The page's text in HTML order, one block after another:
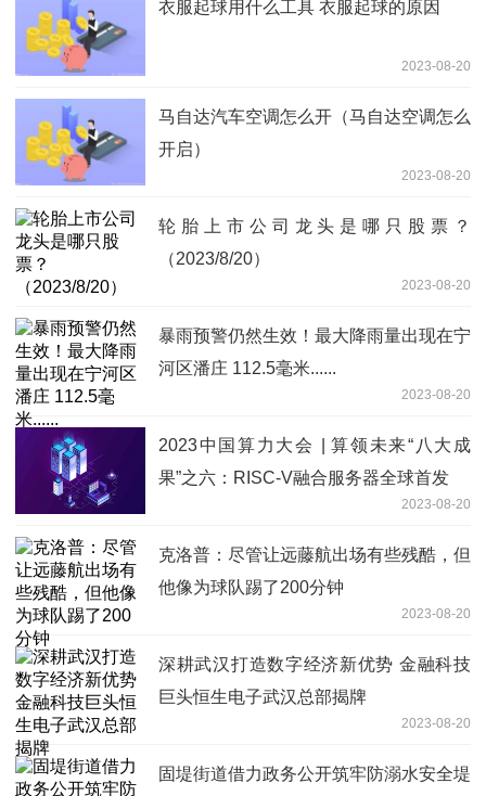
衣服起球用什么工具 衣服起球的原因
2023-08-20
马自达汽车空调怎么开（马自达空调怎么
开启）
2023-08-20
轮胎上市公司龙头是哪只股票？
（2023/8/20）
2023-08-20
暴雨预警仍然生效！最大降雨量出现在宁
河区潘庄 112.5毫米......
2023-08-20
2023中国算力大会 | 算领未来“八大成
果”之六：RISC-V融合服务器全球首发
2023-08-20
克洛普：尽管让远藤航出场有些残酷，但
他像为球队踢了200分钟
2023-08-20
深耕武汉打造数字经济新优势 金融科技
巨头恒生电子武汉总部揭牌
2023-08-20
固堤街道借力政务公开筑牢防溺水安全堤